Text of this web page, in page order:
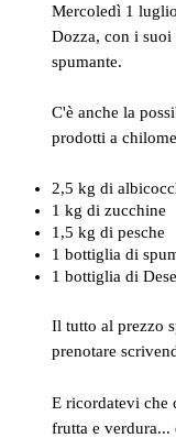
Mercoledì 1
Dozza, con i
spumante.
C'è anche la
prodotti a
2,5 kg di
1 kg di zucchine
1,5 kg di pesche
1 bottiglia di
1 bottiglia di
Il tutto al prezzo
prenotare
E ricordatevi che
frutta e verdura...